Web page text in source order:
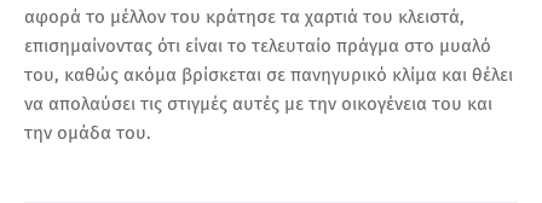
αφορά το μέλλον του κράτησε τα χαρτιά του κλειστά,
επισημαίνοντας ότι είναι το τελευταίο πράγμα στο μυαλό
του, καθώς ακόμα βρίσκεται σε πανηγυρικό κλίμα και θέλει
να απολαύσει τις στιγμές αυτές με την οικογένεια του και
την ομάδα του.